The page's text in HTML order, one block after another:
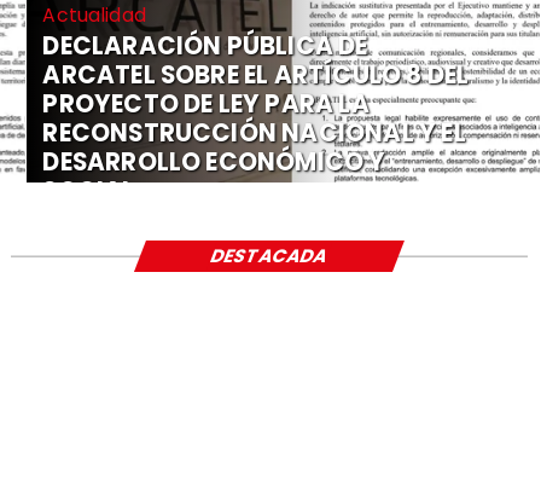
Actualidad
DECLARACIÓN PÚBLICA DE
ARCATEL SOBRE EL ARTÍCULO 8 DEL
PROYECTO DE LEY PARA LA
RECONSTRUCCIÓN NACIONAL Y EL
DESARROLLO ECONÓMICO Y
SOCIAL
DESTACADA